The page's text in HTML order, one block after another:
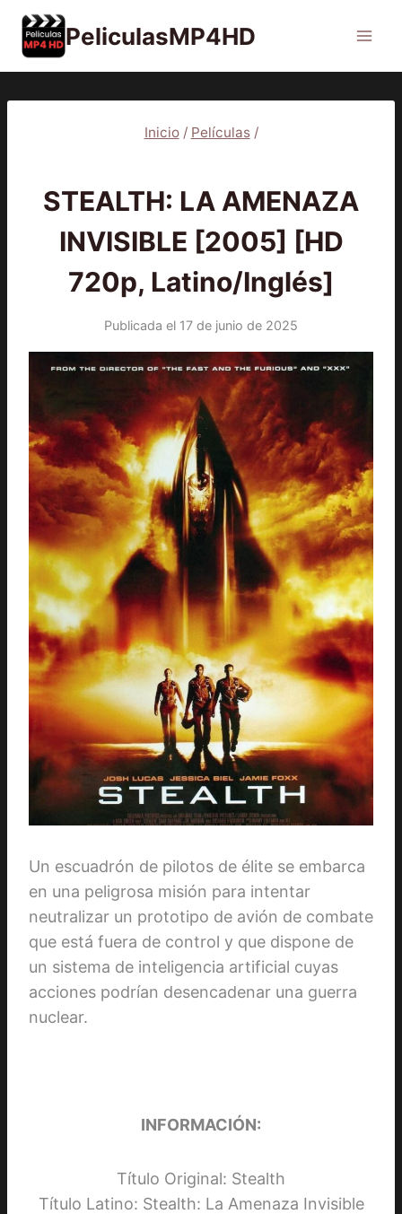
Saltar
contenido
PeliculasMP4HD
Inicio / Películas /
STEALTH: LA AMENAZA
INVISIBLE [2005] [HD
720p, Latino/Inglés]
Publicada el 17 de junio de 2025
Un escuadrón de pilotos de élite se embarca
en una peligrosa misión para intentar
neutralizar un prototipo de avión de combate
que está fuera de control y que dispone de
un sistema de inteligencia artificial cuyas
acciones podrían desencadenar una guerra
nuclear.
INFORMACIÓN:
Título Original: Stealth
Título Latino: Stealth: La Amenaza Invisible